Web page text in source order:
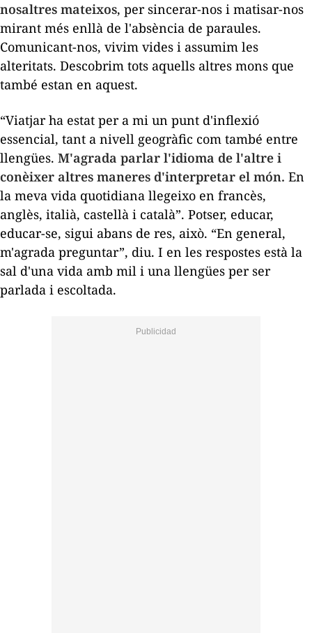
nosaltres mateixos, per sincerar-nos i matisar-nos
mirant més enllà de l'absència de paraules.
Comunicant-nos, vivim vides i assumim les
alteritats. Descobrim tots aquells altres mons que
també estan en aquest.
“Viatjar ha estat per a mi un punt d'inflexió
essencial, tant a nivell geogràfic com també entre
llengües. M'agrada parlar l'idioma de l'altre i
conèixer altres maneres d'interpretar el món. En
la meva vida quotidiana llegeixo en francès,
anglès, italià, castellà i català”. Potser, educar,
educar-se, sigui abans de res, això. “En general,
m'agrada preguntar”, diu. I en les respostes està la
sal d'una vida amb mil i una llengües per ser
parlada i escoltada.